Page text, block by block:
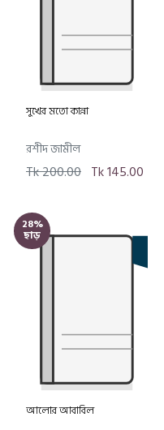
সুখের মতো কান্না
রশীদ জামীল
Tk 200.00 Tk 145.00
28%
ছাড়
আলোর আবাবিল